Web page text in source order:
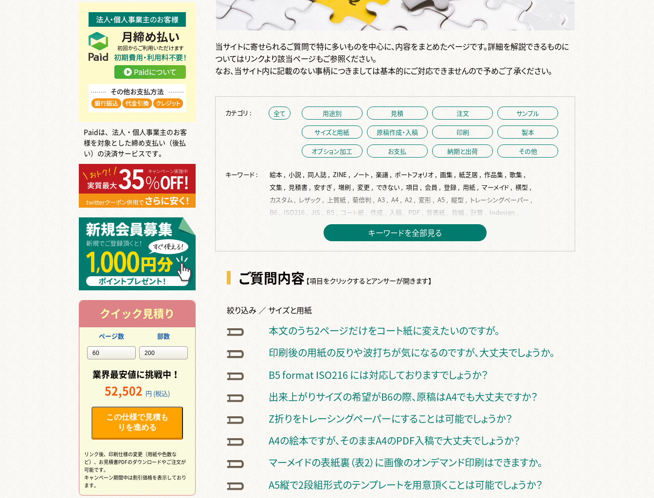
Paidは、法人・個人事業主のお客
様を対象とした締め支払い（後払
い）の決済サービスです。
クイック見積り
ページ数 部数
業界最安値に挑戦中！
52,502 円 (税込)
この仕様で見積も
りを進める
リンク後、印刷仕様の変更（用紙や色数な
ど）、 お見積書PDFのダウンロードやご注文が
可能です。
キャンペーン期間中は割引価格を表示しており
ます。
当サイトに寄せられるご質問で特に多いものを中心に、内容をまとめたページです。詳細を解説できるものに
ついてはリンクより該当ページもご参照ください。
なお、当サイト内に記載のない事柄につきましては基本的にご対応できませんので予めご了承ください。
カテゴリ : 全て 用途別 見積 注文 サンプル
サイズと用紙 原稿作成・入稿 印刷 製本
オプション加工 お支払 納期と出荷 その他
キーワード : 絵本 , 小説 , 同人誌 , ZINE , ノート , 楽譜 , ポートフォリオ , 画集 , 紙芝居 , 作品集 , 歌集 ,
文集 , 見積書 , 安すぎ , 増刷 , 変更 , できない , 項目 , 会員 , 登録 , 用紙 , マーメイド , 横型 ,
カスタム , レザック , 上質紙 , 菊倍判 , A3 , A4 , A2 , 変形 , A5 , 縦型 , トレーシングペーパー ,
B6 , ISO216 , JIS , B5 , コート紙 , 作成 , 入稿 , PDF , 背表紙 , 背幅 , 計算 , Indesign ,
再入稿 ,単ページ ,データ ,表紙 ,挿絵 ,word ,編集 ,校正 ,
写真 , テンプレート , 本文 ,dpi ,jpg , 紙原稿 ,
デザイン ,ppi ,換算 ,トンボ ,余白 ,差し替え ,RGB ,文字 ,完全原稿 ,修正 ,間違い ,
ノンブル ,仕上り , ソフト , 奥付 , 白紙 ,
オフセット ,
片袖折り ,小口折り ,
後払い ,費用 , 納品 , 出荷 ,コース ,停止中 , 伝票 ,送り主 ,クーポン ,ISBN ,JAN ,
ダウンロード ,
個別包装 , CD , 書籍 ,
キーワードを全部見る
ご質問内容 【項目をクリックするとアンサーが開きます】
絞り込み ／ サイズと用紙
本文のうち2ページだけをコート紙に変えたいのですが。
印刷後の用紙の反りや波打ちが気になるのですが、大丈夫でしょうか。
B5 format ISO216 には対応しておりますでしょうか？
出来上がりサイズの希望がB6の際、原稿はA4でも大丈夫ですか？
Z折りをトレーシングペーパーにすることは可能でしょうか？
A4の絵本ですが、そのままA4のPDF入稿で大丈夫でしょうか？
マーメイドの表紙裏（表2）に画像のオンデマンド印刷はできますか。
A5縦で2段組形式のテンプレートを用意頂くことは可能でしょうか？